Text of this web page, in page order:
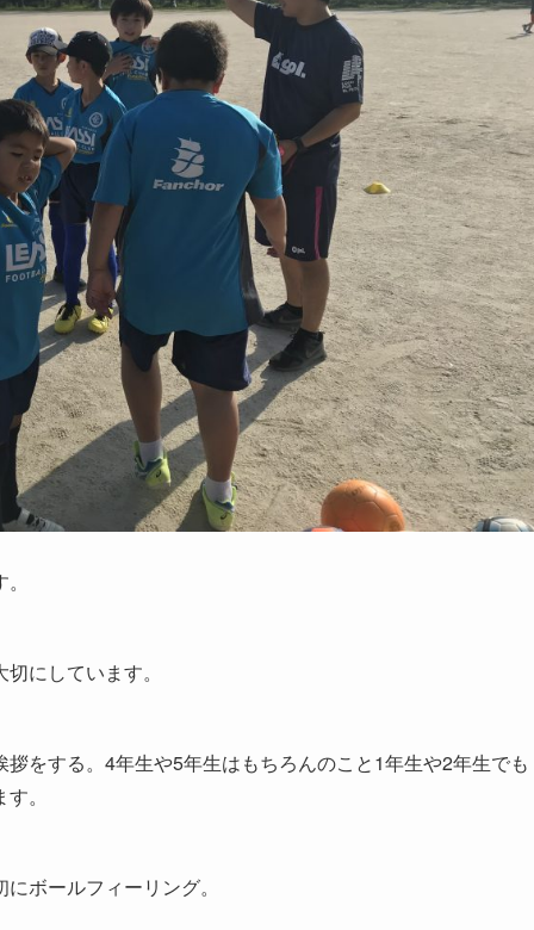
にしています。
をする。4年生や5年生はもちろんのこと1年生や2年生でも
。
ボールフィーリング。